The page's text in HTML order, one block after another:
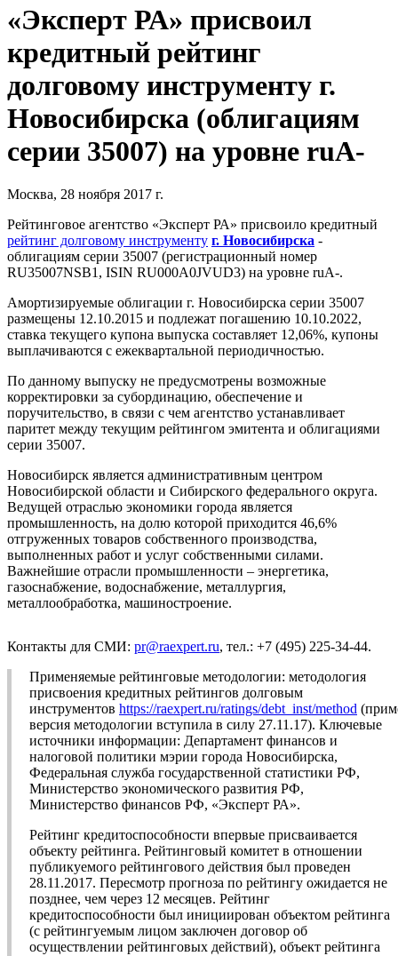
«Эксперт РА» присвоил
кредитный рейтинг
долговому инструменту г.
Новосибирска (облигациям
серии 35007) на уровне ruА-
Москва, 28 ноября 2017 г.
Рейтинговое агентство «Эксперт РА» присвоило кредитный
рейтинг долговому инструменту г. Новосибирска -
облигациям серии 35007 (регистрационный номер
RU35007NSB1, ISIN RU000A0JVUD3) на уровне ruА-.
Амортизируемые облигации г. Новосибирска серии 35007
размещены 12.10.2015 и подлежат погашению 10.10.2022,
ставка текущего купона выпуска составляет 12,06%, купоны
выплачиваются с ежеквартальной периодичностью.
По данному выпуску не предусмотрены возможные
корректировки за субординацию, обеспечение и
поручительство, в связи с чем агентство устанавливает
паритет между текущим рейтингом эмитента и облигациями
серии 35007.
Новосибирск является административным центром
Новосибирской области и Сибирского федерального округа.
Ведущей отраслью экономики города является
промышленность, на долю которой приходится 46,6%
отгруженных товаров собственного производства,
выполненных работ и услуг собственными силами.
Важнейшие отрасли промышленности – энергетика,
газоснабжение, водоснабжение, металлургия,
металлообработка, машиностроение.
Контакты для СМИ: pr@raexpert.ru, тел.: +7 (495) 225-34-44.
Применяемые рейтинговые методологии: методология
присвоения кредитных рейтингов долговым
инструментов https://raexpert.ru/ratings/debt_inst/method
версия методологии вступила в силу 27.11.17). Ключевые
источники информации: Департамент финансов и
налоговой политики мэрии города Новосибирска,
Федеральная служба государственной статистики РФ,
Министерство экономического развития РФ,
Министерство финансов РФ, «Эксперт РА».
Рейтинг кредитоспособности впервые присваивается
объекту рейтинга. Рейтинговый комитет в отношении
публикуемого рейтингового действия был проведен
28.11.2017. Пересмотр прогноза по рейтингу ожидается не
позднее, чем через 12 месяцев. Рейтинг
кредитоспособности был инициирован объектом рейтинга
(с рейтингуемым лицом заключен договор об
осуществлении рейтинговых действий), объект рейтинга